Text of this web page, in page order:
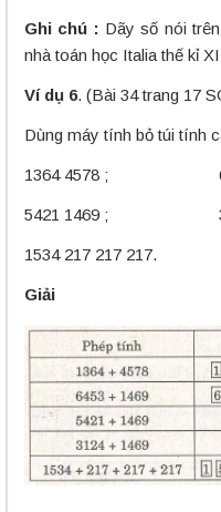
Ghi chú : Dãy số nói
nhà toán học Italia thế kỉ
Ví dụ 6. (Bài 34 trang 17
Dùng máy tính bỏ túi tính
1364 4578 ;
5421 1469 ;
1534 217 217 217.
Giải